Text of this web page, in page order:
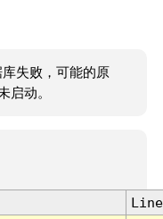
失败，可能的原
启动。
Line